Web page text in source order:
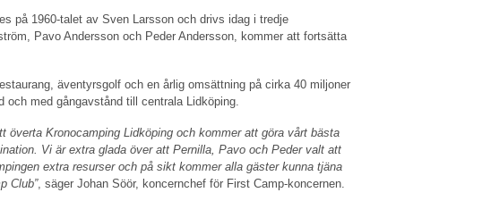
på 1960-talet av Sven Larsson och drivs idag i tredje
Pavo Andersson och Peder Andersson, kommer att fortsätta
äventyrsgolf och en årlig omsättning på cirka 40 miljoner
med gångavstånd till centrala Lidköping.
överta Kronocamping Lidköping och kommer att göra vårt bästa
Vi är extra glada över att Pernilla, Pavo och Peder valt att
extra resurser och på sikt kommer alla gäster kunna tjäna
Club”, säger Johan Söör, koncernchef för First Camp-koncernen.